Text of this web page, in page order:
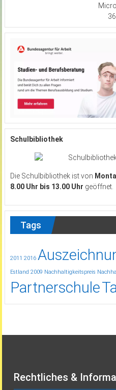
Schulbibliothek
Die Schulbibliothek ist von
8.00 Uhr bis 13.00 Uhr geöffnet.
Tags
2011 2016
Estland 2009 Nachhaltigkeitspreis
Partnerschule
Rechtliches &